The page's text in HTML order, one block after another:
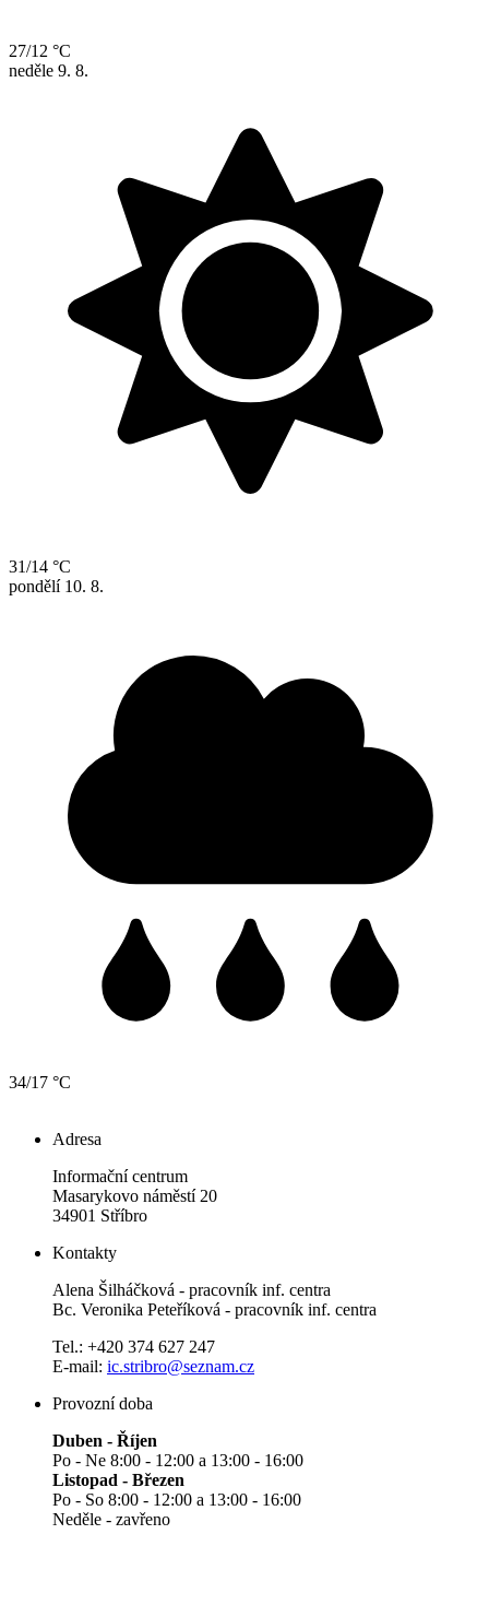
27/12 °C
neděle 9. 8.
31/14 °C
pondělí 10. 8.
34/17 °C
Adresa
Informační centrum
Masarykovo náměstí 20
34901 Stříbro
Kontakty
Alena Šilháčková - pracovník inf. centra
Bc. Veronika Peteříková - pracovník inf. centra
Tel.: +420 374 627 247
E-mail: ic.stribro@seznam.cz
Provozní doba
Duben - Říjen
Po - Ne 8:00 - 12:00 a 13:00 - 16:00
Listopad - Březen
Po - So 8:00 - 12:00 a 13:00 - 16:00
Neděle - zavřeno